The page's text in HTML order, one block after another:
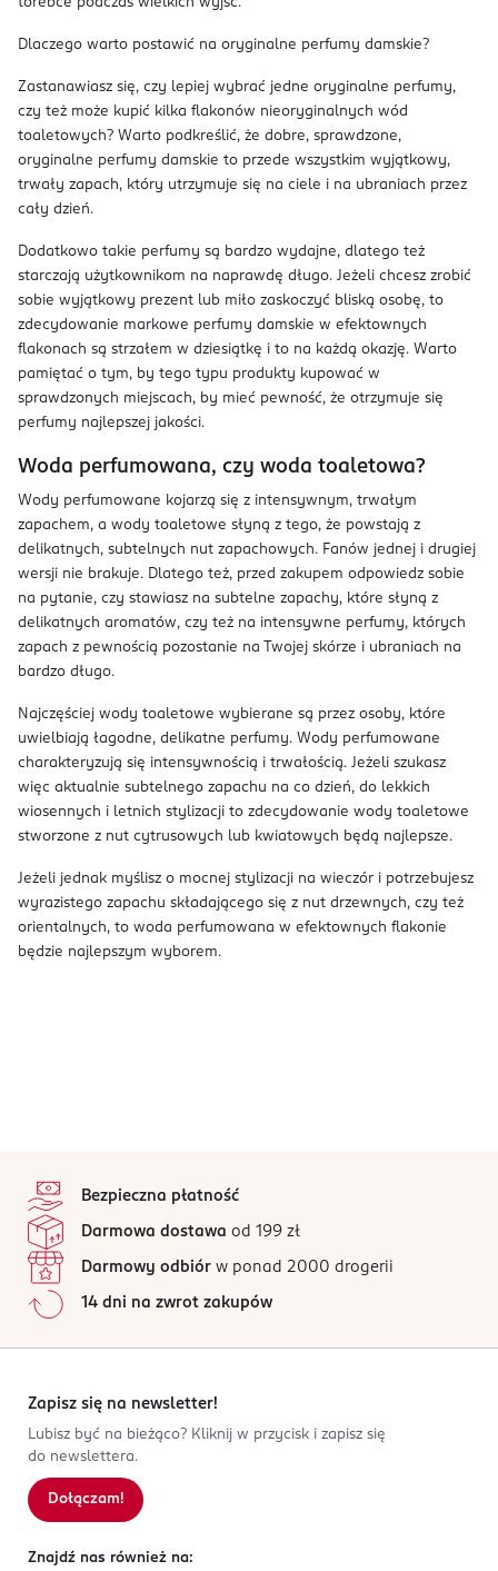
Dlaczego warto postawić na oryginalne perfumy damskie?
Zastanawiasz się, czy lepiej wybrać jedne oryginalne perfumy,
czy też może kupić kilka flakonów nieoryginalnych wód
toaletowych? Warto podkreślić, że dobre, sprawdzone,
oryginalne perfumy damskie to przede wszystkim wyjątkowy,
trwały zapach, który utrzymuje się na ciele i na ubraniach przez
cały dzień.
Dodatkowo takie perfumy są bardzo wydajne, dlatego też
starczają użytkownikom na naprawdę długo. Jeżeli chcesz zrobić
sobie wyjątkowy prezent lub miło zaskoczyć bliską osobę, to
zdecydowanie markowe perfumy damskie w efektownych
flakonach są strzałem w dziesiątkę i to na każdą okazję. Warto
pamiętać o tym, by tego typu produkty kupować w
sprawdzonych miejscach, by mieć pewność, że otrzymuje się
perfumy najlepszej jakości.
Woda perfumowana, czy woda toaletowa?
Wody perfumowane kojarzą się z intensywnym, trwałym
zapachem, a wody toaletowe słyną z tego, że powstają z
delikatnych, subtelnych nut zapachowych. Fanów jednej i drugiej
wersji nie brakuje. Dlatego też, przed zakupem odpowiedz sobie
na pytanie, czy stawiasz na subtelne zapachy, które słyną z
delikatnych aromatów, czy też na intensywne perfumy, których
zapach z pewnością pozostanie na Twojej skórze i ubraniach na
bardzo długo.
Najczęściej wody toaletowe wybierane są przez osoby, które
uwielbiają łagodne, delikatne perfumy. Wody perfumowane
charakteryzują się intensywnością i trwałością. Jeżeli szukasz
więc aktualnie subtelnego zapachu na co dzień, do lekkich
wiosennych i letnich stylizacji to zdecydowanie wody toaletowe
stworzone z nut cytrusowych lub kwiatowych będą najlepsze.
Jeżeli jednak myślisz o mocnej stylizacji na wieczór i potrzebujesz
wyrazistego zapachu składającego się z nut drzewnych, czy też
orientalnych, to woda perfumowana w efektownych flakonie
będzie najlepszym wyborem.
Bezpieczna płatność
Darmowa dostawa od 199 zł
Darmowy odbiór w ponad 2000 drogerii
14 dni na zwrot zakupów
Zapisz się na newsletter!
Lubisz być na bieżąco? Kliknij w przycisk i zapisz się
do newslettera.
Dołączam!
Znajdź nas również na: